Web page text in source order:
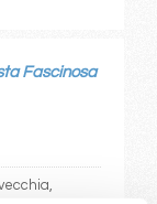
Fascinosa